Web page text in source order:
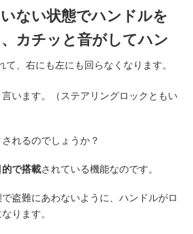
ない状態でハンドルを
カチッと音がしてハン
て、右にも左にも回らなくなります。
います。（ステアリングロックともい
れるのでしょうか？
で搭載されている機能なのです。
盗難にあわないように、ハンドルがロ
ります。